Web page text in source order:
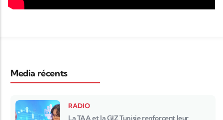
Media récents
RADIO
La TAA et la GIZ Tunisie renforcent leur